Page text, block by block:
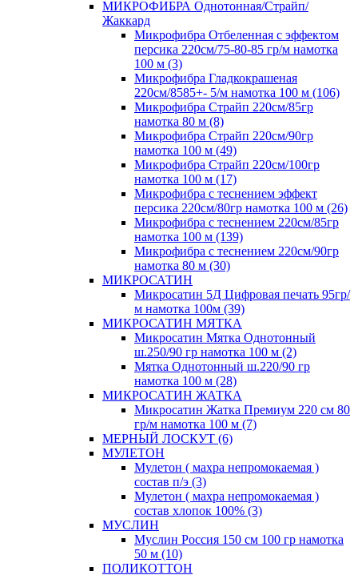
МИКРОФИБРА Однотонная/Страйп/
Жаккард
Микрофибра Отбеленная с эффектом
персика 220см/75-80-85 гр/м намотка
100 м (3)
Микрофибра Гладкокрашеная
220см/8585+- 5/м намотка 100 м (106)
Микрофибра Страйп 220см/85гр
намотка 80 м (8)
Микрофибра Страйп 220см/90гр
намотка 100 м (49)
Микрофибра Страйп 220см/100гр
намотка 100 м (17)
Микрофибра с теснением эффект
персика 220см/80гр намотка 100 м (26)
Микрофибра с теснением 220см/85гр
намотка 100 м (139)
Микрофибра с теснением 220см/90гр
намотка 80 м (30)
МИКРОСАТИН
Микросатин 5Д Цифровая печать 95гр/
м намотка 100м (39)
МИКРОСАТИН МЯТКА
Микросатин Мятка Однотонный
ш.250/90 гр намотка 100 м (2)
Мятка Однотонный ш.220/90 гр
намотка 100 м (28)
МИКРОСАТИН ЖАТКА
Микросатин Жатка Премиум 220 см 80
гр/м намотка 100 м (7)
МЕРНЫЙ ЛОСКУТ (6)
МУЛЕТОН
Мулетон ( махра непромокаемая )
состав п/э (3)
Мулетон ( махра непромокаемая )
состав хлопок 100% (3)
МУСЛИН
Муслин Россия 150 см 100 гр намотка
50 м (10)
ПОЛИКОТТОН